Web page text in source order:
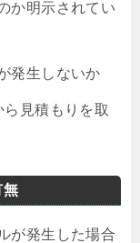
か明示されてい
発生しないか
ら見積もりを取
無
が発生した場合